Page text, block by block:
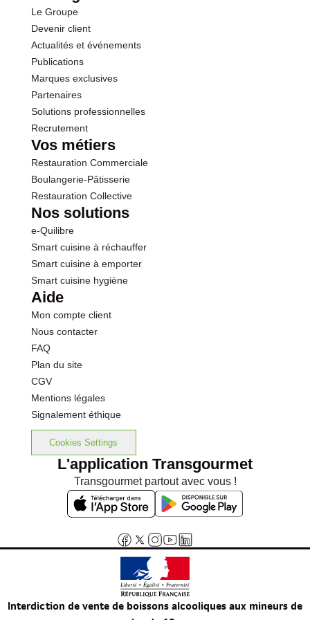
Sel
Le Groupe
Devenir client
Actualités et événements
Publications
Marques exclusives
Partenaires
Solutions professionnelles
Recrutement
Vos métiers
Restauration Commerciale
Boulangerie-Pâtisserie
Restauration Collective
Nos solutions
e-Quilibre
Smart cuisine à réchauffer
Smart cuisine à emporter
Smart cuisine hygiène
Aide
Mon compte client
Nous contacter
FAQ
Plan du site
CGV
Mentions légales
Signalement éthique
Cookies Settings
L'application Transgourmet
Transgourmet partout avec vous !
Interdiction de vente de boissons alcooliques aux mineurs de